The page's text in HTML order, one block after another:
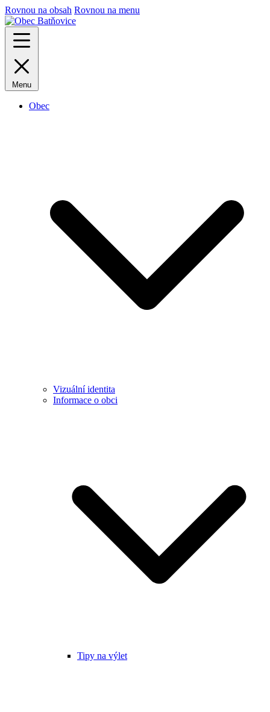
Rovnou na obsah Rovnou na menu
Menu
Obec
Vizuální identita
Informace o obci
Tipy na výlet